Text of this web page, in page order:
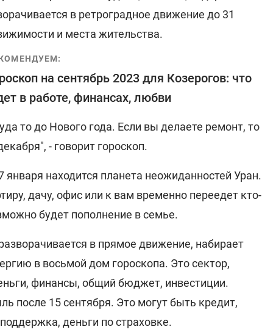
в ретроградное движение до 31
и места жительства.
на сентябрь 2023 для Козерогов: что
в работе, финансах, любви
то до Нового года. Если вы делаете ремонт, то
- говорит гороскоп.
января находится планета неожиданностей Уран.
дачу, офис или к вам временно переедет кто-
будет пополнение в семье.
в прямое движение, набирает
в восьмой дом гороскопа. Это сектор,
финансы, общий бюджет, инвестиции.
после 15 сентября. Это могут быть кредит,
деньги по страховке.